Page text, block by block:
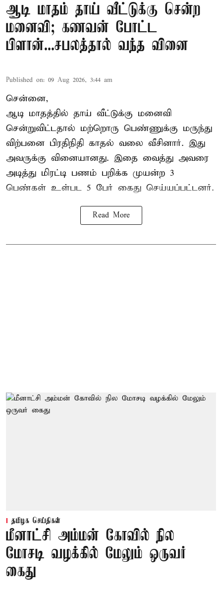
ஆடி மாதம் தாய் வீட்டுக்கு சென்ற
மனைவி; கணவன் போட்ட
பிளான்...சபலத்தால் வந்த வினை
Published on: 09 Aug 2026, 3:44 am
சென்னை,
ஆடி மாதத்தில் தாய் வீட்டுக்கு மனைவி
சென்றுவிட்டதால் மற்றொரு பெண்ணுக்கு மருந்து
விற்பனை பிரதிநிதி காதல் வலை வீசினார். இது
அவருக்கு வினையானது. இதை வைத்து அவரை
அடித்து மிரட்டி பணம் பறிக்க முயன்ற 3
பெண்கள் உள்பட 5 பேர் கைது செய்யப்பட்டனர்.
Read More
தமிழக செய்திகள்
மீனாட்சி அம்மன் கோவில் நில
மோசடி வழக்கில் மேலும் ஒருவர்
கைது